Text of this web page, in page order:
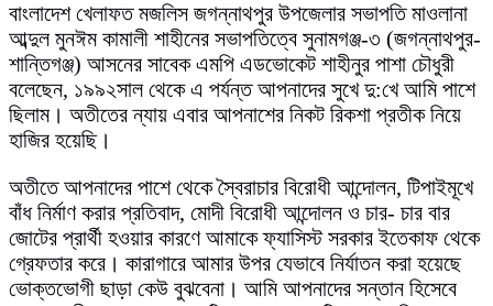
বাংলাদেশ খেলাফত মজলিস জগন্নাথপুর উপজেলার সভাপতি মাওলানা
আব্দুল মুনঈম কামালী শাহীনের সভাপতিত্বে সুনামগঞ্জ-৩ (জগন্নাথপুর-
শান্তিগঞ্জ) আসনের সাবেক এমপি এডভোকেট শাহীনুর পাশা চৌধুরী
বলেছেন, ১৯৯২সাল থেকে এ পর্যন্ত আপনাদের সুখে দু:খে আমি পাশে
ছিলাম। অতীতের ন্যায় এবার আপনাশের নিকট রিকশা প্রতীক নিয়ে
হাজির হয়েছি।
অতীতে আপনাদের পাশে থেকে স্বৈরাচার বিরোধী আন্দোলন, টিপাইমূখে
বাঁধ নির্মাণ করার প্রতিবাদ, মোদী বিরোধী আন্দোলন ও চার- চার বার
জোটের প্রার্থী হওয়ার কারণে আমাকে ফ্যাসিস্ট সরকার ইতেকাফ থেকে
গ্রেফতার করে। কারাগারে আমার উপর যেভাবে নির্যাতন করা হয়েছে
ভোক্তভোগী ছাড়া কেউ বুঝবেনা। আমি আপনাদের সন্তান হিসেবে